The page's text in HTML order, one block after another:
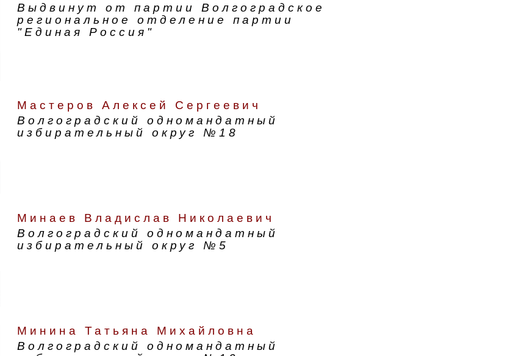
Выдвинут от партии Волгоградское
региональное отделение партии
"Единая Россия"
Мастеров Алексей Сергеевич
Волгоградский одномандатный
избирательный округ №18
Минаев Владислав Николаевич
Волгоградский одномандатный
избирательный округ №5
Минина Татьяна Михайловна
Волгоградский одномандатный